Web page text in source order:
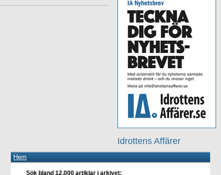
Idrottens Affärer
Hem
Sök bland 12.000 artiklar i arkivet: